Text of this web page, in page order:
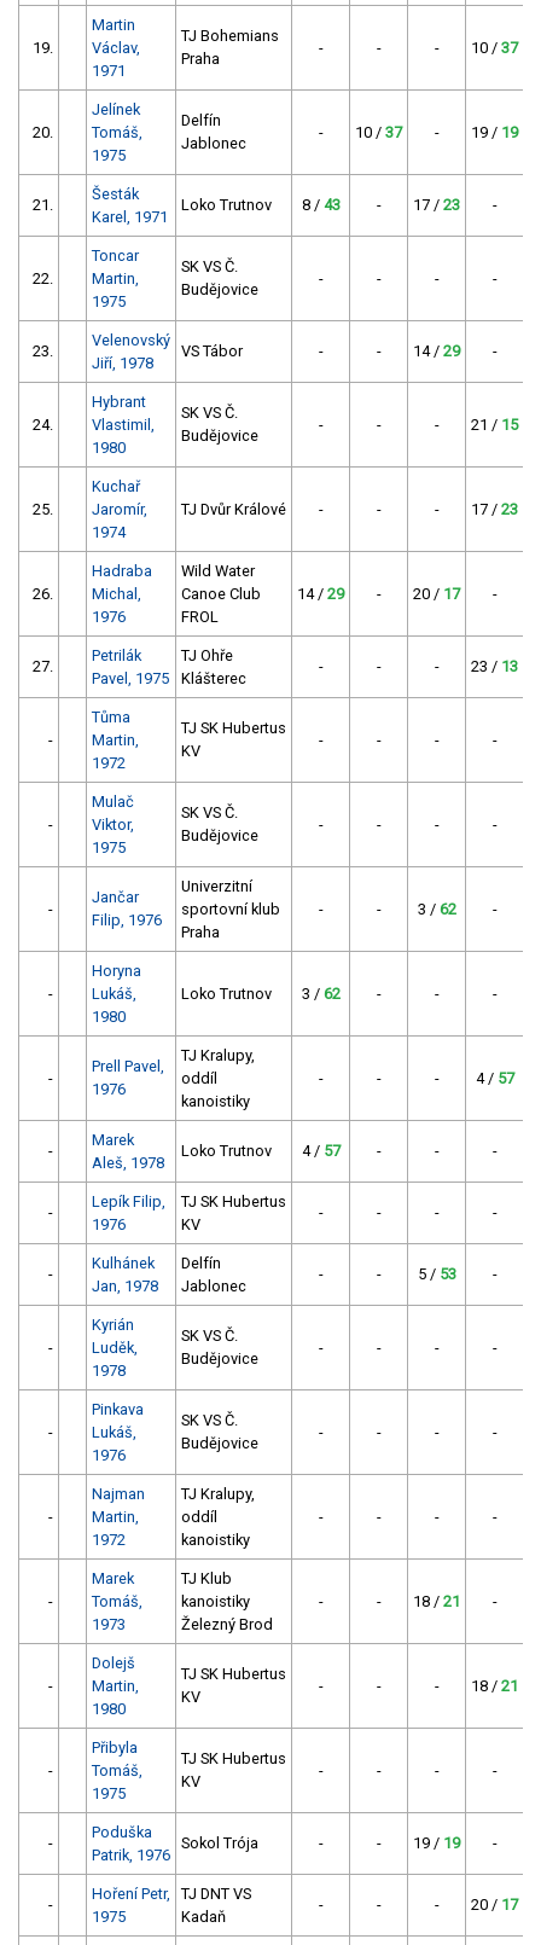
19.
Martin
Václav,
1971
TJ Bohemians
Praha
- - - 10 / 37
20.
Jelínek
Tomáš,
1975
Delfín
Jablonec
- 10 / 37 - 19 / 19
21.
Šesták
Karel, 1971
Loko Trutnov 8 / 43 - 17 / 23 -
22.
Toncar
Martin,
1975
SK VS Č.
Budějovice
- - - -
23.
Velenovský
Jiří, 1978
VS Tábor - - 14 / 29 -
24.
Hybrant
Vlastimil,
1980
SK VS Č.
Budějovice
- - - 21 / 15
25.
Kuchař
Jaromír,
1974
TJ Dvůr Králové - - - 17 / 23
26.
Hadraba
Michal,
1976
Wild Water
Canoe Club
FROL
14 / 29 - 20 / 17 -
27.
Petrilák
Pavel, 1975
TJ Ohře
Klášterec
- - - 23 / 13
-
Tůma
Martin,
1972
TJ SK Hubertus
KV
- - - -
-
Mulač
Viktor,
1975
SK VS Č.
Budějovice
- - - -
-
Jančar
Filip, 1976
Univerzitní
sportovní klub
Praha
- - 3 / 62 -
-
Horyna
Lukáš,
1980
Loko Trutnov 3 / 62 - - -
-
Prell Pavel,
1976
TJ Kralupy,
oddíl
kanoistiky
- - - 4 / 57
-
Marek
Aleš, 1978
Loko Trutnov 4 / 57 - - -
-
Lepík Filip,
1976
TJ SK Hubertus
KV
- - - -
-
Kulhánek
Jan, 1978
Delfín
Jablonec
- - 5 / 53 -
-
Kyrián
Luděk,
1978
SK VS Č.
Budějovice
- - - -
-
Pinkava
Lukáš,
1976
SK VS Č.
Budějovice
- - - -
-
Najman
Martin,
1972
TJ Kralupy,
oddíl
kanoistiky
- - - -
-
Marek
Tomáš,
1973
TJ Klub
kanoistiky
Železný Brod
- - 18 / 21 -
-
Dolejš
Martin,
1980
TJ SK Hubertus
KV
- - - 18 / 21
-
Přibyla
Tomáš,
1975
TJ SK Hubertus
KV
- - - -
-
Poduška
Patrik, 1976
Sokol Trója - - 19 / 19 -
-
Hoření Petr,
1975
TJ DNT VS
Kadaň
- - - 20 / 17